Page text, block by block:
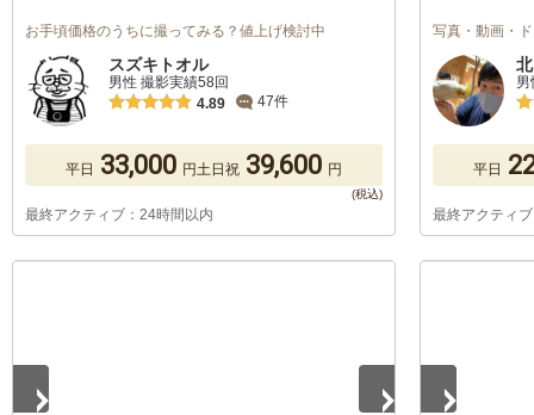
お手頃価格のうちに撮ってみる？値上げ検討中
スズキトオル
男性 撮影実績58回
4.89
47件
平日 33,000 円土日祝 39,600 円
最終アクティブ：24時間以内
写真・動画・
平日
最終アクティ